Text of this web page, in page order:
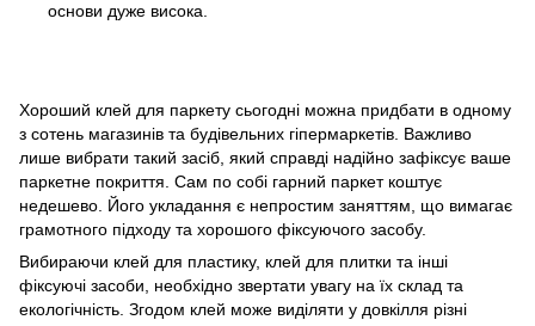
основи дуже висока.
Хороший клей для паркету сьогодні можна придбати в одному
з сотень магазинів та будівельних гіпермаркетів. Важливо
лише вибрати такий засіб, який справді надійно зафіксує ваше
паркетне покриття. Сам по собі гарний паркет коштує
недешево. Його укладання є непростим заняттям, що вимагає
грамотного підходу та хорошого фіксуючого засобу.
Вибираючи клей для пластику, клей для плитки та інші
фіксуючі засоби, необхідно звертати увагу на їх склад та
екологічність. Згодом клей може виділяти у довкілля різні